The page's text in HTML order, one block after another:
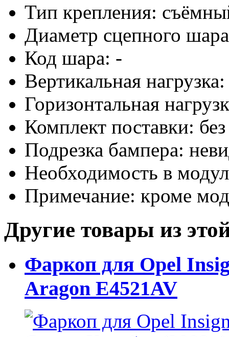
Тип крепления:
Диаметр сцепного
Код шара: -
Вертикальная
Горизонтальная
Комплект поставки: без
Подрезка бампера:
Необходимость в
Примечание: кроме
Другие товары из
Фаркоп для Opel
Aragon E4521AV